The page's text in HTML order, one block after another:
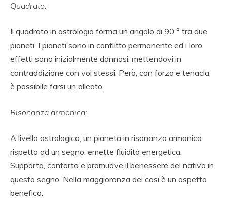
Quadrato:
Il quadrato in astrologia forma un angolo di 90 ° tra due
pianeti. I pianeti sono in conflitto permanente ed i loro
effetti sono inizialmente dannosi, mettendovi in
contraddizione con voi stessi. Però, con forza e tenacia,
è possibile farsi un alleato.
Risonanza armonica:
A livello astrologico, un pianeta in risonanza armonica
rispetto ad un segno, emette fluidità energetica.
Supporta, conforta e promuove il benessere del nativo in
questo segno. Nella maggioranza dei casi è un aspetto
benefico.